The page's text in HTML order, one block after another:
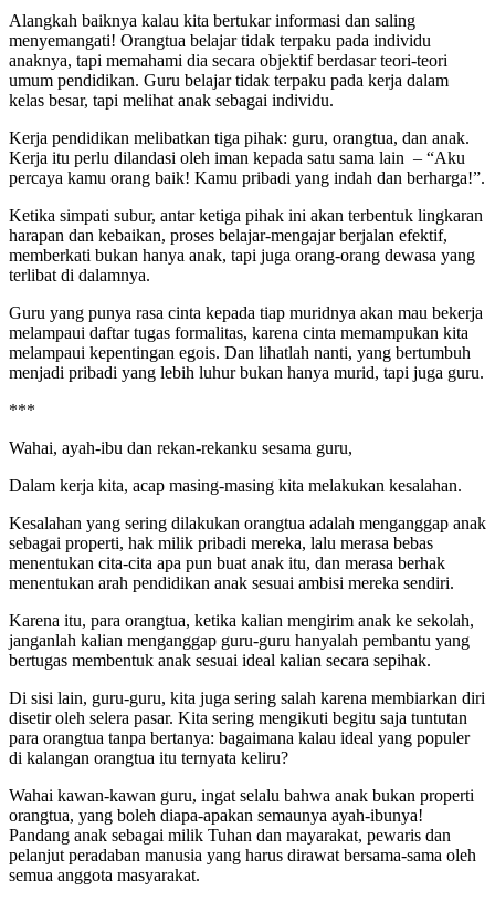
Alangkah baiknya kalau kita bertukar informasi dan saling
menyemangati! Orangtua belajar tidak terpaku pada individu
anaknya, tapi memahami dia secara objektif berdasar teori-teori
umum pendidikan. Guru belajar tidak terpaku pada kerja dalam
kelas besar, tapi melihat anak sebagai individu.
Kerja pendidikan melibatkan tiga pihak: guru, orangtua, dan anak.
Kerja itu perlu dilandasi oleh iman kepada satu sama lain – “Aku
percaya kamu orang baik! Kamu pribadi yang indah dan berharga!”.
Ketika simpati subur, antar ketiga pihak ini akan terbentuk lingkaran
harapan dan kebaikan, proses belajar-mengajar berjalan efektif,
memberkati bukan hanya anak, tapi juga orang-orang dewasa yang
terlibat di dalamnya.
Guru yang punya rasa cinta kepada tiap muridnya akan mau bekerja
melampaui daftar tugas formalitas, karena cinta memampukan kita
melampaui kepentingan egois. Dan lihatlah nanti, yang bertumbuh
menjadi pribadi yang lebih luhur bukan hanya murid, tapi juga guru.
***
Wahai, ayah-ibu dan rekan-rekanku sesama guru,
Dalam kerja kita, acap masing-masing kita melakukan kesalahan.
Kesalahan yang sering dilakukan orangtua adalah menganggap anak
sebagai properti, hak milik pribadi mereka, lalu merasa bebas
menentukan cita-cita apa pun buat anak itu, dan merasa berhak
menentukan arah pendidikan anak sesuai ambisi mereka sendiri.
Karena itu, para orangtua, ketika kalian mengirim anak ke sekolah,
janganlah kalian menganggap guru-guru hanyalah pembantu yang
bertugas membentuk anak sesuai ideal kalian secara sepihak.
Di sisi lain, guru-guru, kita juga sering salah karena membiarkan diri
disetir oleh selera pasar. Kita sering mengikuti begitu saja tuntutan
para orangtua tanpa bertanya: bagaimana kalau ideal yang populer
di kalangan orangtua itu ternyata keliru?
Wahai kawan-kawan guru, ingat selalu bahwa anak bukan properti
orangtua, yang boleh diapa-apakan semaunya ayah-ibunya!
Pandang anak sebagai milik Tuhan dan mayarakat, pewaris dan
pelanjut peradaban manusia yang harus dirawat bersama-sama oleh
semua anggota masyarakat.